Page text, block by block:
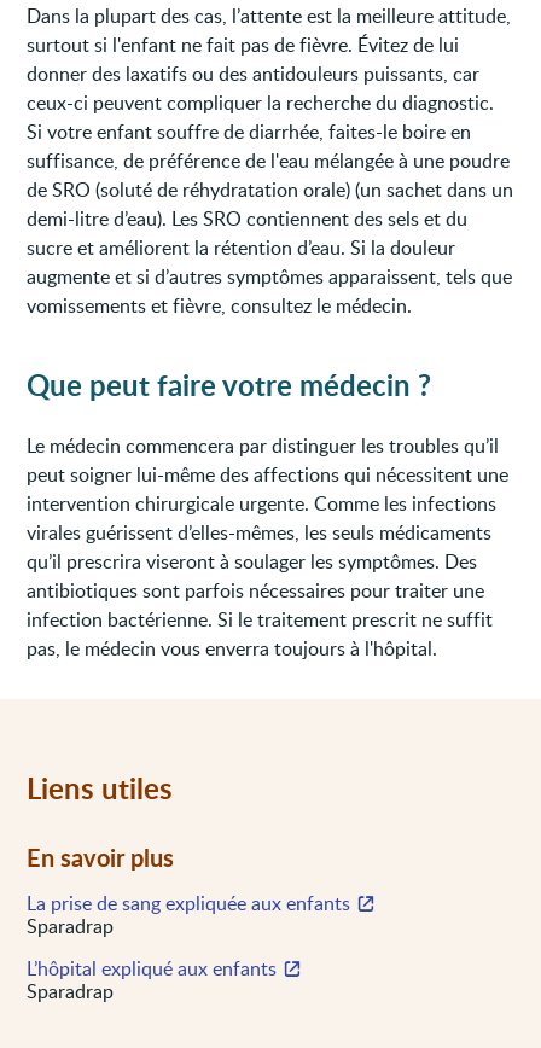
Dans la plupart des cas, l’attente est la meilleure attitude,
surtout si l'enfant ne fait pas de fièvre. Évitez de lui
donner des laxatifs ou des antidouleurs puissants, car
ceux-ci peuvent compliquer la recherche du diagnostic.
Si votre enfant souffre de diarrhée, faites-le boire en
suffisance, de préférence de l'eau mélangée à une poudre
de SRO (soluté de réhydratation orale) (un sachet dans un
demi-litre d’eau). Les SRO contiennent des sels et du
sucre et améliorent la rétention d’eau. Si la douleur
augmente et si d’autres symptômes apparaissent, tels que
vomissements et fièvre, consultez le médecin.
Que peut faire votre médecin ?
Le médecin commencera par distinguer les troubles qu’il
peut soigner lui-même des affections qui nécessitent une
intervention chirurgicale urgente. Comme les infections
virales guérissent d’elles-mêmes, les seuls médicaments
qu’il prescrira viseront à soulager les symptômes. Des
antibiotiques sont parfois nécessaires pour traiter une
infection bactérienne. Si le traitement prescrit ne suffit
pas, le médecin vous enverra toujours à l'hôpital.
Liens utiles
En savoir plus
La prise de sang expliquée aux enfants
Sparadrap
L’hôpital expliqué aux enfants
Sparadrap